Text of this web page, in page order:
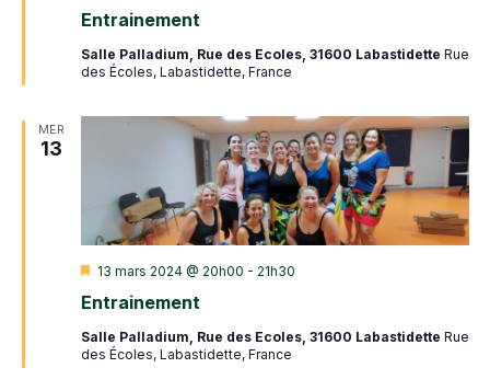
Entrainement
avant
Salle Palladium, Rue des Ecoles, 31600 Labastidette Rue
des Écoles, Labastidette, France
MER
13
Entrainement
Mis
avant
13 mars 2024 @ 20h00 - 21h30
Salle Palladium, Rue des Ecoles, 31600 Labastidette Rue
des Écoles, Labastidette, France